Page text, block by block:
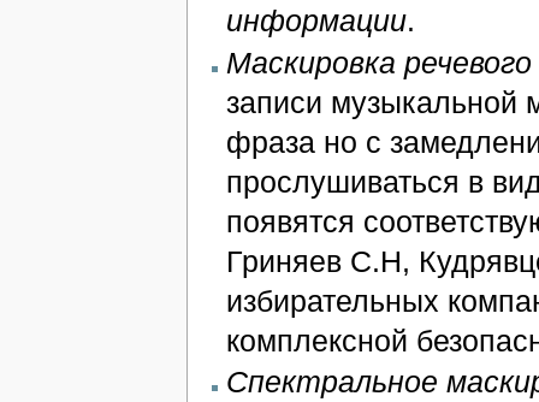
информации.
Маскировка
записи музыкальной
фраза но с
прослушиваться в
появятся
Гриняев С.Н,
избирательных
комплексной
Спектральное